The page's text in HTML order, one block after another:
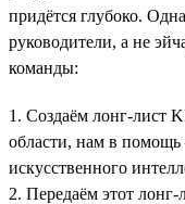
придётся глубоко.
руководители, а не
команды:
1. Создаём лонг-лист
области, нам в
искусственного
2. Передаём этот